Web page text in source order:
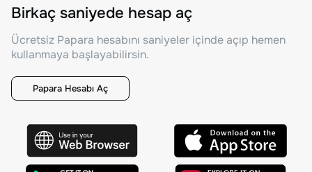
Birkaç saniyede hesap aç
Ücretsiz Papara hesabını saniyeler içinde açıp hemen
kullanmaya başlayabilirsin.
Papara Hesabı Aç